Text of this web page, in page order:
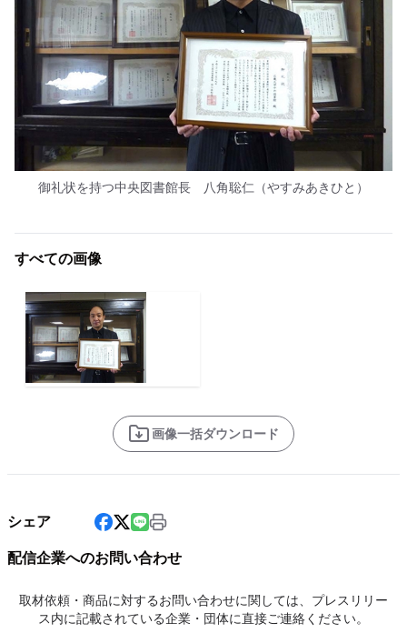
御礼状を持つ中央図書館長 八角聡仁（やすみあきひと）
すべての画像
画像一括ダウンロード
シェア
配信企業へのお問い合わせ
取材依頼・商品に対するお問い合わせに関しては、プレスリリー
ス内に記載されている企業・団体に直接ご連絡ください。